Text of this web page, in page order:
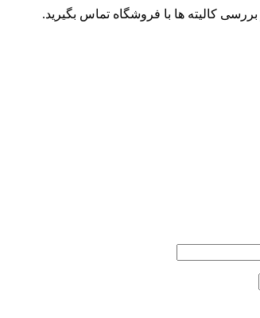
کالیته ها با فروشگاه تماس بگیرید.